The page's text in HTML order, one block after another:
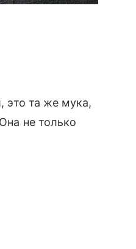
это та же мука,
не только